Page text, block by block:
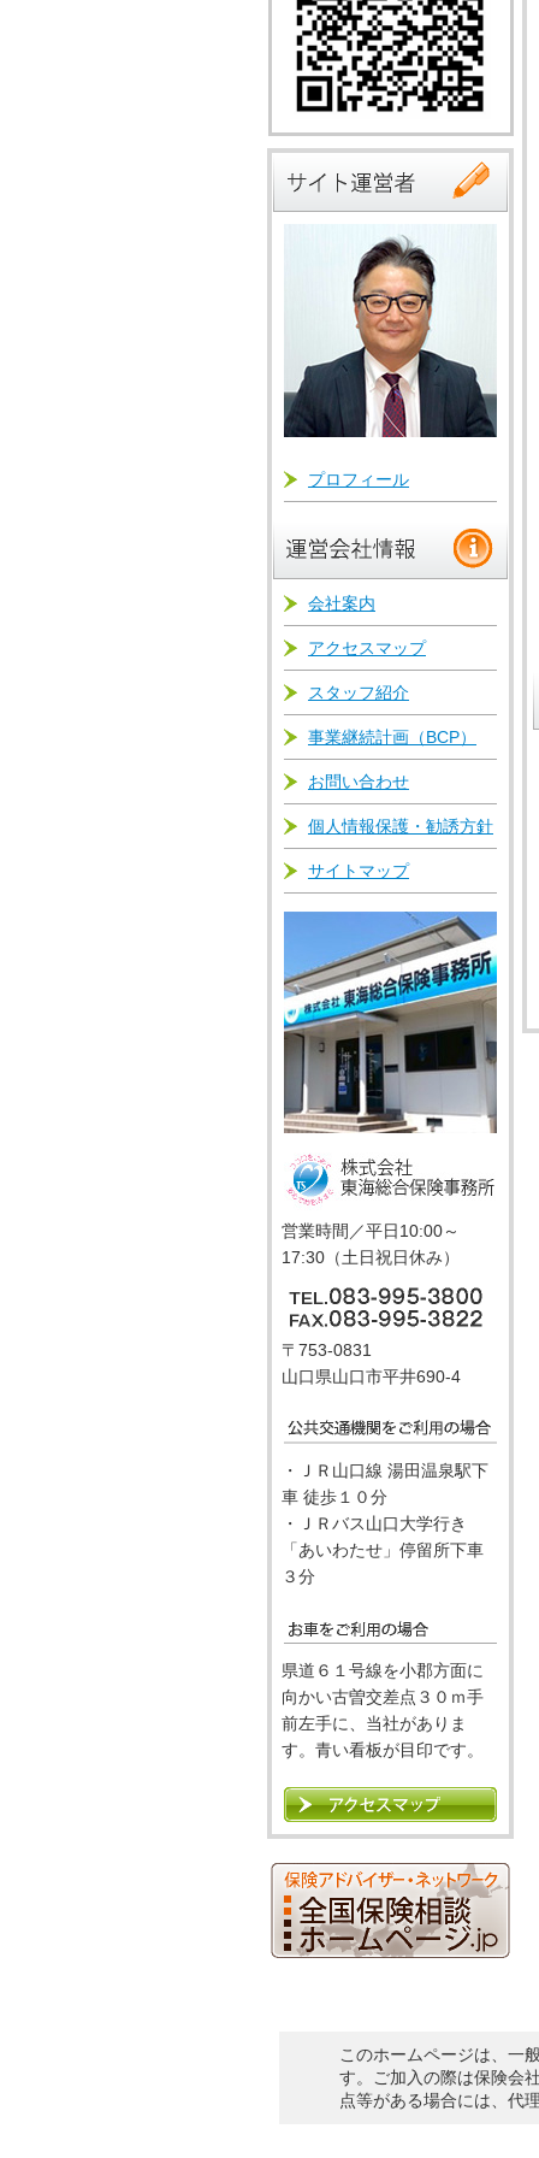
プロフィール
会社案内
アクセスマップ
スタッフ紹介
事業継続計画（BCP）
お問い合わせ
個人情報保護・勧誘方針
サイトマップ
営業時間／平日10:00～
17:30（土日祝日休み）
〒753-0831
山口県山口市平井690-4
・ＪＲ山口線 湯田温泉駅下
車 徒歩１０分
・ＪＲバス山口大学行き
「あいわたせ」停留所下車
３分
県道６１号線を小郡方面に
向かい古曽交差点３０ｍ手
前左手に、当社がありま
す。青い看板が目印です。
このホームページは、一
す。ご加入の際は保険会
点等がある場合には、代